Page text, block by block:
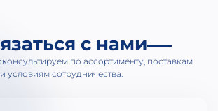
с нами
по ассортименту, поставкам
и условиям сотрудничества.